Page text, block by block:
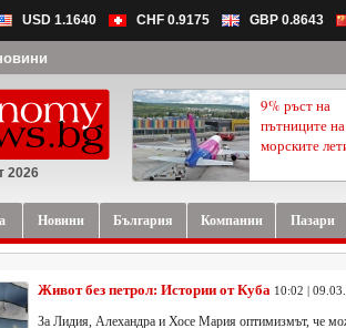
USD 1.1640 CHF 0.9175 GBP 0.8643
2026
9% ръст на
пътниците на
морските
Новини България Компании Пазари
Живот без петрол: Истории от Куба 10:02 |
За Лидия, Алехандра и Хосе Мария оптимизмът, че